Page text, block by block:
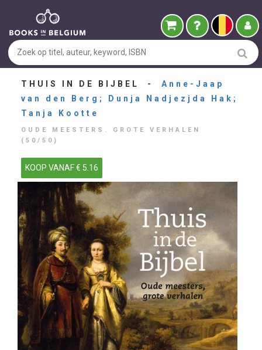
THUIS IN DE BIJBEL - Anne-Jaap
van den Berg; Dunja Nadjezjda Hak;
Tanja Kootte
OUDE MEESTERS. GROTE VERHALEN
(50/50)
KOOP VANAF € 5.16